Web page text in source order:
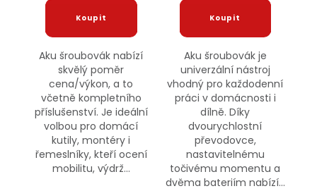
Aku šroubovák nabízí
skvělý poměr
cena/výkon, a to
včetně kompletního
příslušenství. Je ideální
volbou pro domácí
kutily, montéry i
řemeslníky, kteří ocení
mobilitu, výdrž...
Aku šroubovák je
univerzální nástroj
vhodný pro každodenní
práci v domácnosti i
dílně. Díky
dvourychlostní
převodovce,
nastavitelnému
točivému momentu a
dvěma bateriím nabízí...